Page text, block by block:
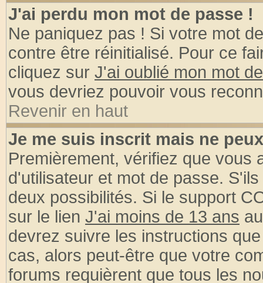
J'ai perdu mon mot de passe !
Ne paniquez pas ! Si votre mot
contre être réinitialisé. Pour ce
cliquez sur J'ai oublié mon mot
vous devriez pouvoir vous
Revenir en haut
Je me suis inscrit mais ne
Premièrement, vérifiez que vous
d'utilisateur et mot de passe.
deux possibilités. Si le support
sur le lien J'ai moins de 13 ans
devrez suivre les instructions
cas, alors peut-être que votre
forums requièrent que tous les